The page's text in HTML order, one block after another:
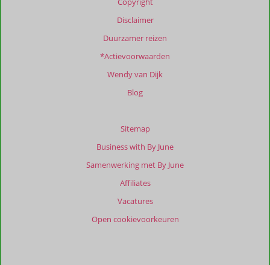
Disclaimer
Duurzamer reizen
*Actievoorwaarden
Wendy van Dijk
Blog
Sitemap
Business with By June
Samenwerking met By June
Affiliates
Vacatures
Open cookievoorkeuren